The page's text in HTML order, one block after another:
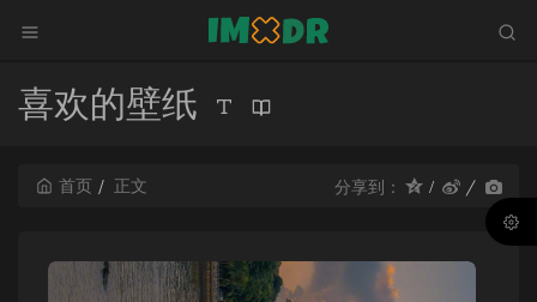
喜欢的壁纸
首页 正文 分享到：